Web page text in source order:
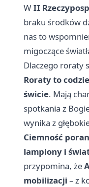
WII
braku środków
nas to
migoczące
Dlaczego roraty
Roraty to
świcie. Mają
spotkania z
wynika z
Ciemność
lampiony i
przypomina, że
mobilizacji – z